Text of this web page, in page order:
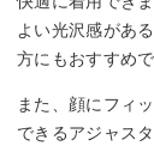
よい光沢感があ
方にもおすすめで
また、顔にフィ
できるアジャス